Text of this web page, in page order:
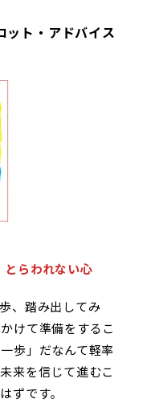
ット・アドバイス
らわれない心
、踏み出してみ
けて準備をするこ
歩」だなんて軽率
来を信じて進むこ
ずです。